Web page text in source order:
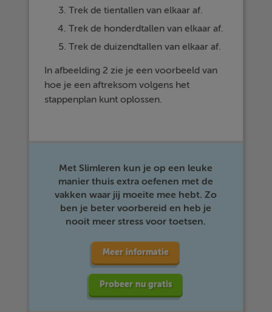
Trek de tientallen van elkaar af.
Trek de honderdtallen van elkaar af.
Trek de duizendtallen van elkaar af.
In afbeelding 2 zie je een voorbeeld van
hoe je een aftreksom volgens het
stappenplan kunt oplossen.
Met Slimleren kun je op een leuke
manier thuis extra oefenen met de
vakken waar jij moeite mee hebt. Zo
ben je beter voorbereid en heb je
nooit meer stress voor toetsen.
Meer informatie
Probeer nu gratis